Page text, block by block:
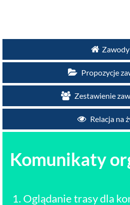
Zawody
Propozycje
Zestawienie
Relacja na
Komunikaty
1. Oglądanie trasy dla